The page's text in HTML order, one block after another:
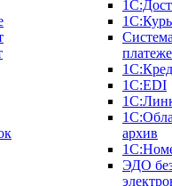
1С:EDI
архив
ЭДО